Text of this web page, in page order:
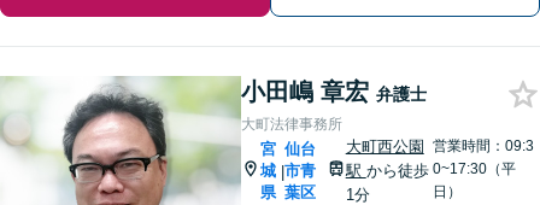
小田嶋 章宏 弁護士
大町法律事務所
宮
城
県
|
仙台
市青
葉区
大町西公園
駅 から徒歩
1分
営業時間：09:3
0~17:30（平
日）